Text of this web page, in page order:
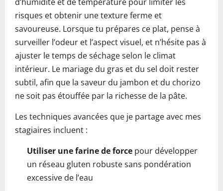
risques et obtenir une texture ferme et
savoureuse. Lorsque tu prépares ce plat, pense à
surveiller l’odeur et l’aspect visuel, et n’hésite pas à
ajuster le temps de séchage selon le climat
intérieur. Le mariage du gras et du sel doit rester
subtil, afin que la saveur du jambon et du chorizo
ne soit pas étouffée par la richesse de la pâte.
Les techniques avancées que je partage avec mes
stagiaires incluent :
Utiliser une farine de force pour développer
un réseau gluten robuste sans pondération
excessive de l’eau